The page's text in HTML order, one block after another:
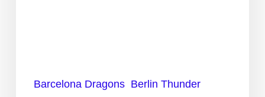
Barcelona Dragons Berlin Thunder